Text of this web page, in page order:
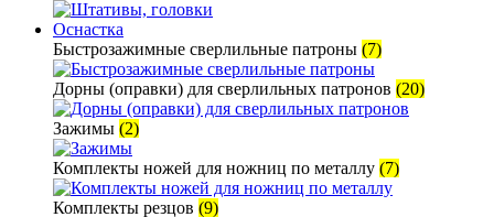
Оснастка
Быстрозажимные сверлильные патроны (7)
Дорны (оправки) для сверлильных патронов (20)
Зажимы (2)
Комплекты ножей для ножниц по металлу (7)
Комплекты резцов (9)